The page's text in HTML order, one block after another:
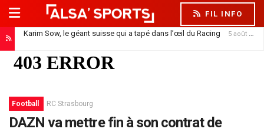
FIL INFO
Karim Sow, le géant suisse qui a tapé dans l’œil du Racing 5 août 2026
Football RC Strasbourg
DAZN va mettre fin à son contrat de